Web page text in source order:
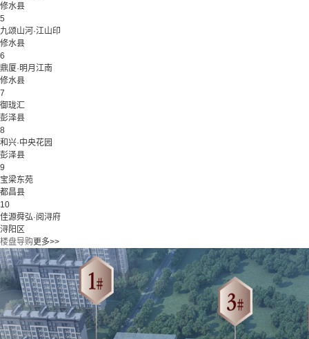
修水县
5
九颂山河·江山印
修水县
6
鼎厦·明月江南
修水县
7
御珑汇
彭泽县
8
和兴·中央花园
彭泽县
9
宝梁东苑
都昌县
10
佳源舜弘·阅浔府
浔阳区
楼盘导购更多>>